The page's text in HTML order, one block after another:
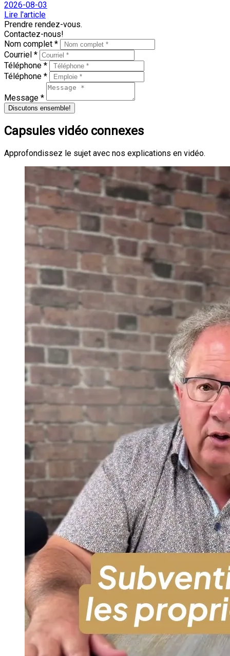
2026-08-03
Lire l'article
Prendre rendez-vous.
Contactez-nous!
Nom complet *
Courriel *
Téléphone *
Téléphone *
Message *
Discutons ensemble!
Capsules vidéo connexes
Approfondissez le sujet avec nos explications en vidéo.